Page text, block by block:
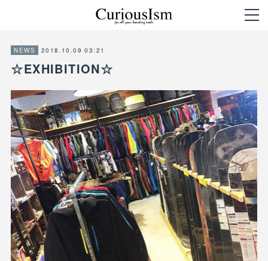
NEWS 2018.10.09 03:21
☆EXHIBITION☆